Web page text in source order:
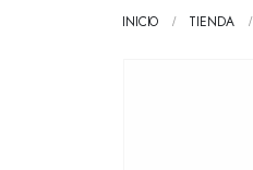
INICIO TIENDA